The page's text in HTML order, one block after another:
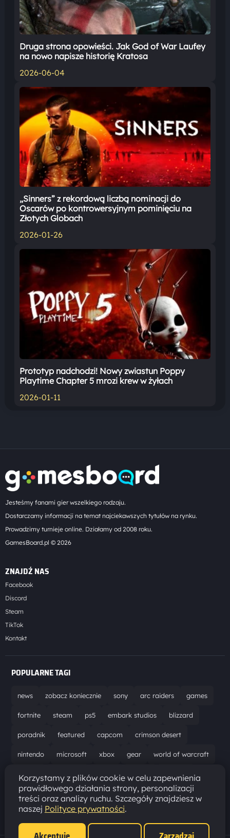
Druga strona opowieści. Jak God of War Laufey
na nowo napisze historię Kratosa
2026-06-04
„Sinners” z rekordową liczbą nominacji do
Oscarów po kontrowersyjnym pominięciu na
Złotych Globach
2026-01-26
Prototyp nadchodzi! Nowy zwiastun Poppy
Playtime Chapter 5 mrozi krew w żyłach
2026-01-11
Jesteśmy fanami gier wszelkiego rodzaju.
Dostarczamy informacji na temat najciekawszych tytułów na rynku.
Prowadzimy turnieje online. Działamy od 2008 roku.
GamesBoard.pl © 2026
ZNAJDŹ NAS
Facebook
Discord
Steam
TikTok
Kontakt
POPULARNE TAGI
news zobacz koniecznie sony arc raiders games
fortnite steam ps5 embark studios blizzard
poradnik featured capcom crimson desert
nintendo microsoft xbox gear world of warcraft
solucja marathon ubisoft bungie recenzja
resident evil requiem gaming aktualizacja pc
epic games hytale
Korzystamy z plików cookie w celu zapewnienia
prawidłowego działania strony, personalizacji
treści oraz analizy ruchu. Szczegóły znajdziesz w
naszej Polityce prywatności.